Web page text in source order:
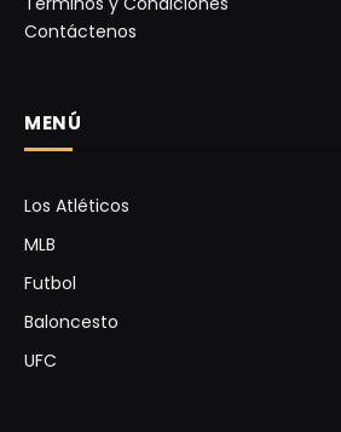
Contáctenos
MENÚ
Los Atléticos
MLB
Futbol
Baloncesto
UFC